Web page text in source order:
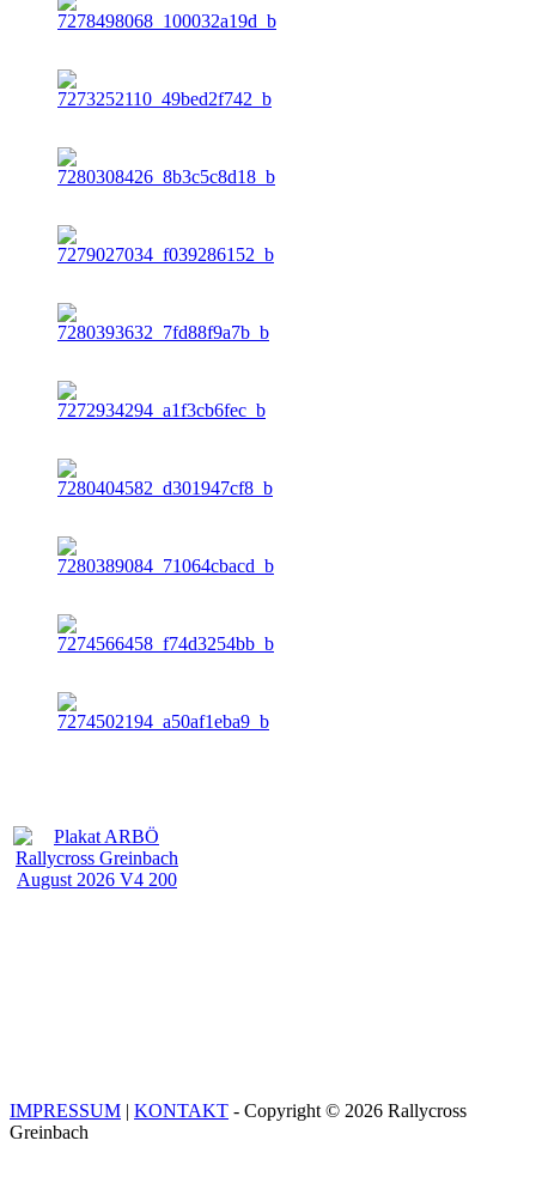
IMPRESSUM | KONTAKT - Copyright © 2026 Rallycross
Greinbach